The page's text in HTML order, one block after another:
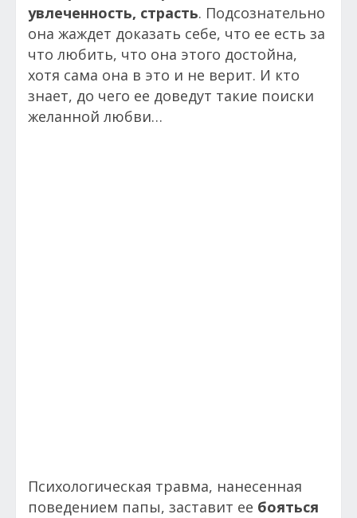
увлеченность, страсть. Подсознательно
она жаждет доказать себе, что ее есть за
что любить, что она этого достойна,
хотя сама она в это и не верит. И кто
знает, до чего ее доведут такие поиски
желанной любви…
Психологическая травма, нанесенная
поведением папы, заставит ее бояться